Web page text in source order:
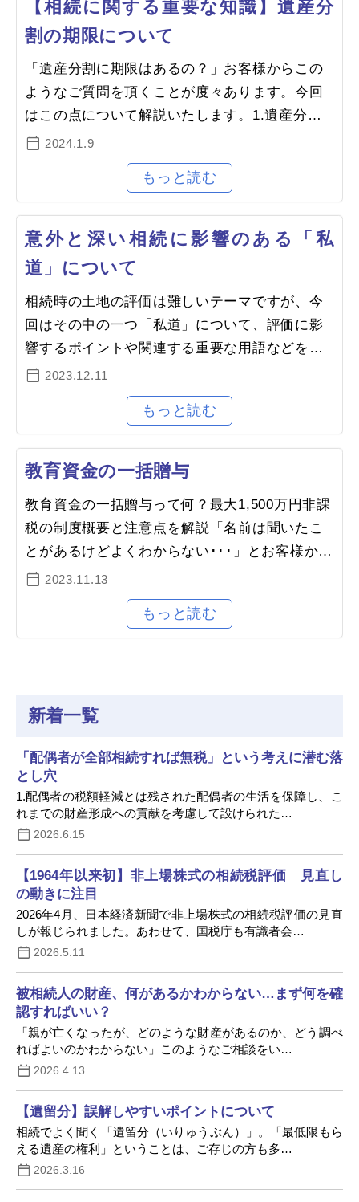
【相続に関する重要な知識】遺産分
割の期限について
「遺産分割に期限はあるの？」お客様からこの
ようなご質問を頂くことが度々あります。今回
はこの点について解説いたします。1.遺産分割
とは相続が開始されると、故人（被相続人）の
財産は法定相続人の共有となりま…
2024.1.9
意外と深い相続に影響のある「私
道」について
相続時の土地の評価は難しいテーマですが、今
回はその中の一つ「私道」について、評価に影
響するポイントや関連する重要な用語などをま
とめて解説します。1.道路とはまず前提となる
重要な知識として、建築基準法上…
2023.12.11
教育資金の一括贈与
教育資金の一括贈与って何？最大1,500万円非課
税の制度概要と注意点を解説「名前は聞いたこ
とがあるけどよくわからない･･･」とお客様から
質問を受けることがある「教育資金の一括贈
与」についてポイントを絞って解…
2023.11.13
新着一覧
「配偶者が全部相続すれば無税」という考えに潜む落
とし穴
1.配偶者の税額軽減とは残された配偶者の生活を保障し、こ
れまでの財産形成への貢献を考慮して設けられた…
2026.6.15
【1964年以来初】非上場株式の相続税評価 見直し
の動きに注目
2026年4月、日本経済新聞で非上場株式の相続税評価の見直
しが報じられました。あわせて、国税庁も有識者会…
2026.5.11
被相続人の財産、何があるかわからない…まず何を確
認すればいい？
「親が亡くなったが、どのような財産があるのか、どう調べ
ればよいのかわからない」このようなご相談をい…
2026.4.13
【遺留分】誤解しやすいポイントについて
相続でよく聞く「遺留分（いりゅうぶん）」。「最低限もら
える遺産の権利」ということは、ご存じの方も多…
2026.3.16